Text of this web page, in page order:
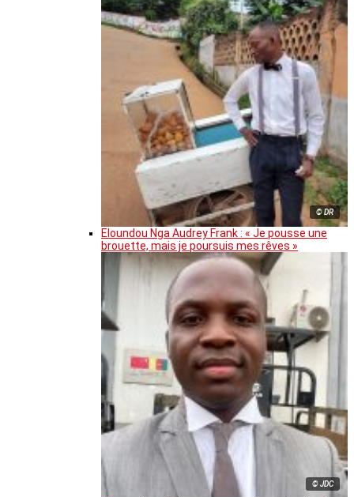
© DR
Eloundou Nga Audrey Frank : « Je pousse une
brouette, mais je poursuis mes rêves »
© JDC